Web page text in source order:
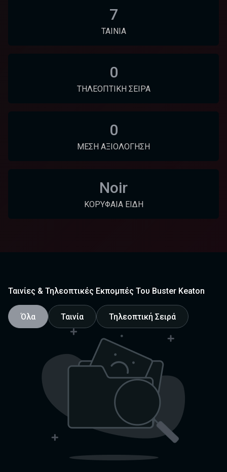
7
ΤΑΙΝΊΑ
0
ΤΗΛΕΟΠΤΙΚΉ ΣΕΙΡΆ
0
ΜΈΣΗ ΑΞΙΟΛΌΓΗΣΗ
Noir
ΚΟΡΥΦΑΊΑ ΕΊΔΗ
Ταινίες & Τηλεοπτικές Εκπομπές Του Buster Keaton
Όλα Ταινία Τηλεοπτική Σειρά